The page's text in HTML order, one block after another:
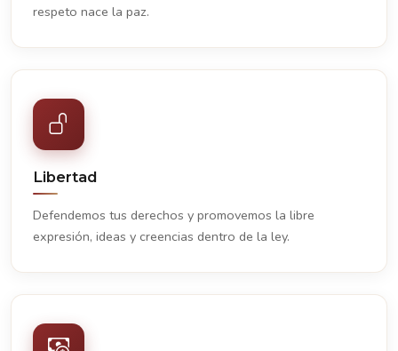
respeto nace la paz.
Libertad
Defendemos tus derechos y promovemos la libre
expresión, ideas y creencias dentro de la ley.